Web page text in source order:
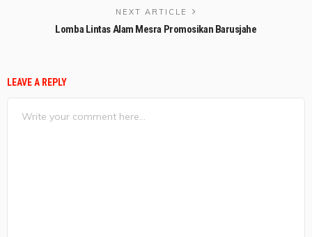
NEXT ARTICLE
Lomba Lintas Alam Mesra Promosikan Barusjahe
LEAVE A REPLY